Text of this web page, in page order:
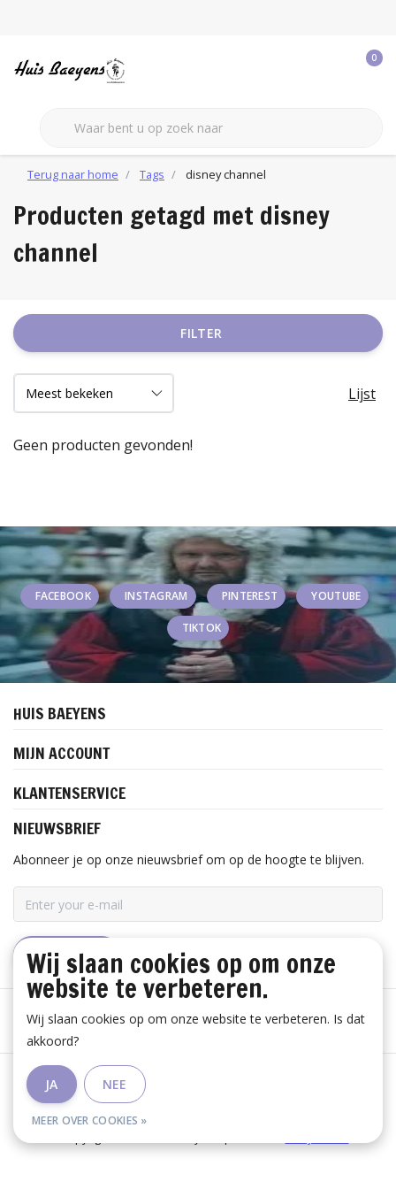
0
Terug naar home Tags disney channel
Producten getagd met disney
channel
FILTER
Lijst
Geen producten gevonden!
FACEBOOK INSTAGRAM PINTEREST YOUTUBE
TIKTOK
HUIS BAEYENS
MIJN ACCOUNT
KLANTENSERVICE
NIEUWSBRIEF
Abonneer je op onze nieuwsbrief om op de hoogte te blijven.
ABONNEER
Algemene voorwaarden
Wij slaan cookies op om onze
website te verbeteren.
Wij slaan cookies op om onze website te verbeteren. Is dat
akkoord?
JA NEE
MEER OVER COOKIES »